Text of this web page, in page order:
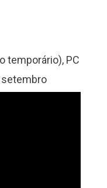
temporário), PC
setembro